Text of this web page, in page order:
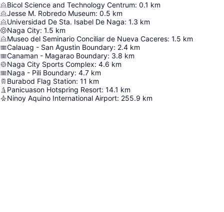
Bicol Science and Technology Centrum: 0.1 km
Jesse M. Robredo Museum: 0.5 km
Universidad De Sta. Isabel De Naga: 1.3 km
Naga City: 1.5 km
Museo del Seminario Conciliar de Nueva Caceres: 1.5 km
Calauag - San Agustin Boundary: 2.4 km
Canaman - Magarao Boundary: 3.8 km
Naga City Sports Complex: 4.6 km
Naga - Pili Boundary: 4.7 km
Burabod Flag Station: 11 km
Panicuason Hotspring Resort: 14.1 km
Ninoy Aquino International Airport: 255.9 km